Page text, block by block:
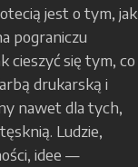
jest o tym, jak
pograniczu
cieszyć się tym, co
drukarską i
nawet dla tych,
Ludzie,
idee —